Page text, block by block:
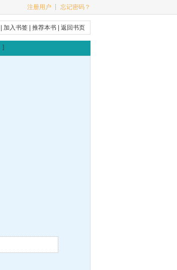
注册用户 ┊ 忘记密码？
|加入书签 |推荐本书 |返回书页
]